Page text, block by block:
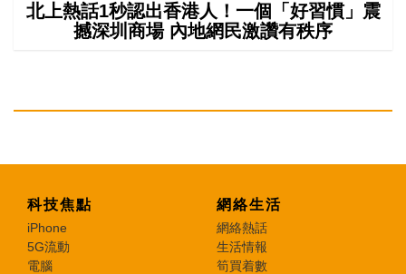
北上熱話1秒認出香港人！一個「好習慣」震
撼深圳商場 內地網民激讚有秩序
科技焦點
iPhone
5G流動
電腦
網絡生活
網絡熱話
生活情報
筍買着數